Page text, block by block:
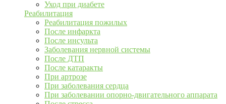
Уход при диабете
Реабилитация
Реабилитация пожилых
После инфаркта
После инсульта
Заболевания нервной системы
После ДТП
После катаракты
При артрозе
При заболевания сердца
При заболевании опорно-двигательного аппарата